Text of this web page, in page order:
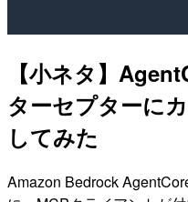
【小ネタ】
ターセプターに
してみた
Amazon Bedrock